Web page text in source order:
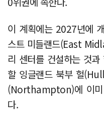
이 계획에는 2027년에
스트 미들랜드(East
리 센터를 건설하는 것
할 잉글랜드 북부 헐
(Northampton)에 이미
다.